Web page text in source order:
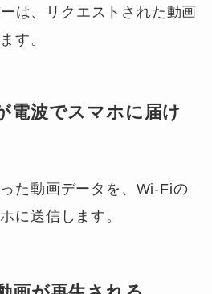
は、リクエストされた動画
す。
電波でスマホに届け
た動画データを、Wi-Fiの
に送信します。